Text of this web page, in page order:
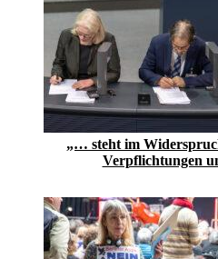
„… steht im
Verpflichtungen